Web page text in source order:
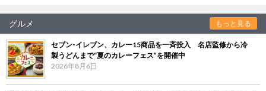
グルメ もっと見る
セブン‐イレブン、カレー15商品を一斉投入 名店監修から冷
製うどんまで“夏のカレーフェス”を開催中
2026年8月6日